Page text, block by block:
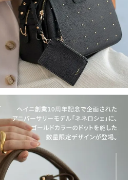
い荷物がすっきり収まるちょうどい
ちでも使える2way。いろんなシーンに
スネ」は実用的かつアクセサリー感覚
グレージュ(ゴールド金具)、トープ(ゴ